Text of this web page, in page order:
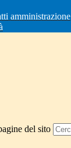
amministrazione
del sito